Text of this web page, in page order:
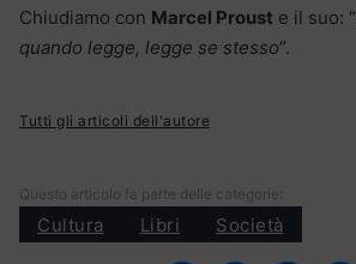
Chiudiamo con Marcel Proust e il suo: “
quando legge, legge se stesso“.
Tutti gli articoli dell'autore
Questo articolo fa parte delle categorie:
Cultura Libri Società